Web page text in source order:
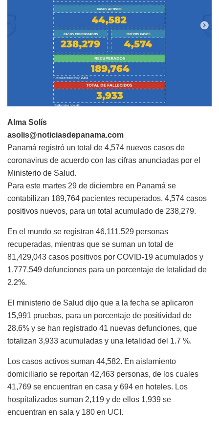
Alma Solís
asolis@noticiasdepanama.com
Panamá registró un total de 4,574 nuevos casos de
coronavirus de acuerdo con las cifras anunciadas por el
Ministerio de Salud.
Para este martes 29 de diciembre en Panamá se
contabilizan 189,764 pacientes recuperados, 4,574 casos
positivos nuevos, para un total acumulado de 238,279.
En el mundo se registran 46,111,529 personas
recuperadas, mientras que se suman un total de
81,429,043 casos positivos por COVID-19 acumulados y
1,777,549 defunciones para un porcentaje de letalidad de
2.2%.
El ministerio de Salud dijo que a la fecha se aplicaron
15,991 pruebas, para un porcentaje de positividad de
28.6% y se han registrado 41 nuevas defunciones, que
totalizan 3,933 acumuladas y una letalidad del 1.7 %.
Los casos activos suman 44,582. En aislamiento
domiciliario se reportan 42,463 personas, de los cuales
41,769 se encuentran en casa y 694 en hoteles. Los
hospitalizados suman 2,119 y de ellos 1,939 se
encuentran en sala y 180 en UCI.